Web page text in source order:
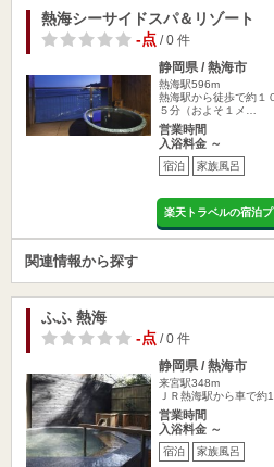
熱海シーサイドスパ＆リゾート
-点 / 0 件
静岡県 / 熱海市
熱海駅596m
熱海駅から徒歩で約１
５分（およそ１メ…
営業時間
入浴料金 ～
宿泊 家族風呂
楽天トラベルの宿泊
関連情報から探す
ふふ 熱海
-点 / 0 件
静岡県 / 熱海市
来宮駅348m
ＪＲ熱海駅から車で約
営業時間
入浴料金 ～
宿泊 家族風呂